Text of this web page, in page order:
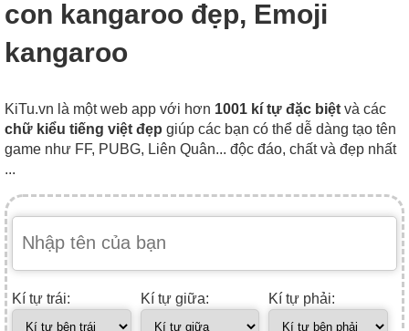
con kangaroo đẹp, Emoji
kangaroo
KiTu.vn là một web app với hơn 1001 kí tự đặc biệt và các
chữ kiểu tiếng việt đẹp giúp các bạn có thể dễ dàng tạo tên
game như FF, PUBG, Liên Quân... độc đáo, chất và đẹp nhất
...
Kí tự trái: Kí tự giữa: Kí tự phải: